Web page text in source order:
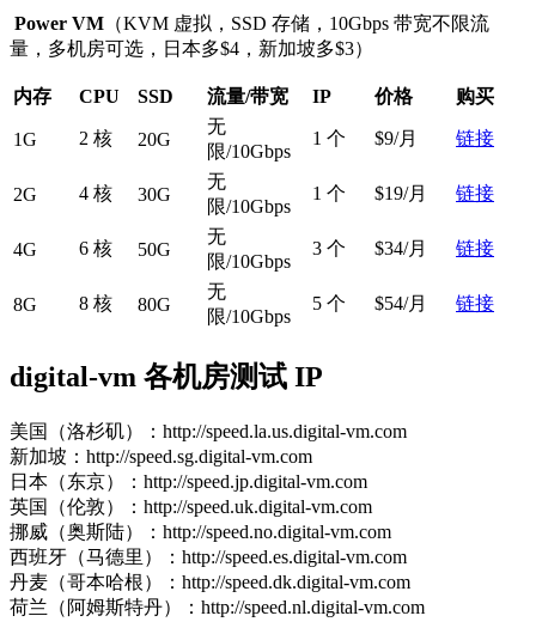
Power VM （KVM 虚拟，SSD 存储，10Gbps 带宽不限流
量，多机房可选，日本多$4，新加坡多$3）
内存 CPU SSD 流量/带宽 IP 价格 购买
1G 2 核 20G
无
限/10Gbps
1 个 $9/月 链接
2G 4 核 30G
无
限/10Gbps
1 个 $19/月 链接
4G 6 核 50G
无
限/10Gbps
3 个 $34/月 链接
8G 8 核 80G
无
限/10Gbps
5 个 $54/月 链接
digital-vm 各机房测试 IP
美国（洛杉矶）：http://speed.la.us.digital-vm.com
新加坡：http://speed.sg.digital-vm.com
日本（东京）：http://speed.jp.digital-vm.com
英国（伦敦）：http://speed.uk.digital-vm.com
挪威（奥斯陆）：http://speed.no.digital-vm.com
西班牙（马德里）：http://speed.es.digital-vm.com
丹麦（哥本哈根）：http://speed.dk.digital-vm.com
荷兰（阿姆斯特丹）：http://speed.nl.digital-vm.com